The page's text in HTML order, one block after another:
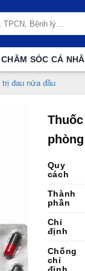
CHĂM SÓC CÁ
trị đau nửa đầu
Quy
cách
Thành
phần
Chỉ
định
Chống
chỉ